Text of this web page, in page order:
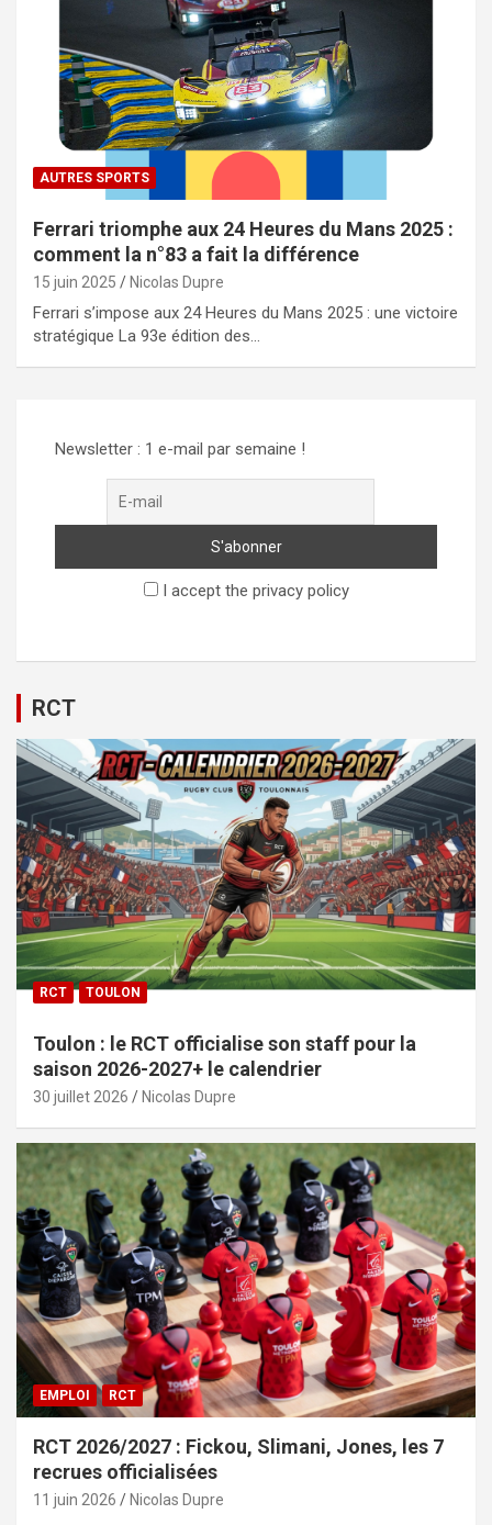
AUTRES SPORTS
Ferrari triomphe aux 24 Heures du Mans 2025 :
comment la n°83 a fait la différence
15 juin 2025 Nicolas Dupre
Ferrari s’impose aux 24 Heures du Mans 2025 : une victoire
stratégique La 93e édition des…
Newsletter : 1 e-mail par semaine !
I accept the privacy policy
RCT
RCT TOULON
Toulon : le RCT officialise son staff pour la
saison 2026-2027+ le calendrier
30 juillet 2026 Nicolas Dupre
EMPLOI RCT
RCT 2026/2027 : Fickou, Slimani, Jones, les 7
recrues officialisées
11 juin 2026 Nicolas Dupre